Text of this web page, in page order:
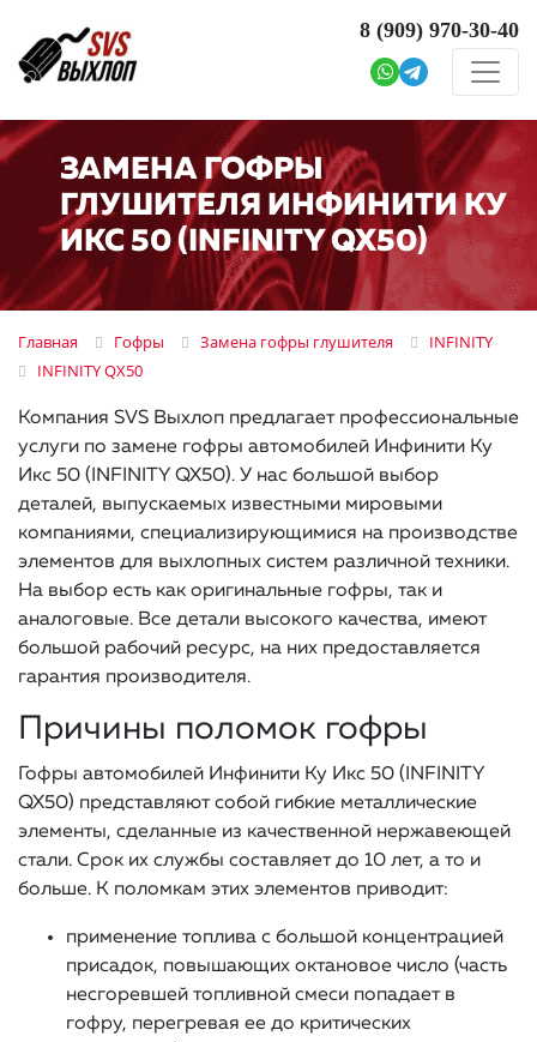
8 (909) 970-30-40
ЗАМЕНА ГОФРЫ
ГЛУШИТЕЛЯ ИНФИНИТИ КУ
ИКС 50 (INFINITY QX50)
Главная Гофры Замена гофры глушителя
INFINITY
INFINITY QX50
Компания SVS Выхлоп предлагает профессиональные
услуги по замене гофры автомобилей Инфинити Ку
Икс 50 (INFINITY QX50). У нас большой выбор
деталей, выпускаемых известными мировыми
компаниями, специализирующимися на производстве
элементов для выхлопных систем различной техники.
На выбор есть как оригинальные гофры, так и
аналоговые. Все детали высокого качества, имеют
большой рабочий ресурс, на них предоставляется
гарантия производителя.
Причины поломок гофры
Гофры автомобилей Инфинити Ку Икс 50 (INFINITY
QX50) представляют собой гибкие металлические
элементы, сделанные из качественной нержавеющей
стали. Срок их службы составляет до 10 лет, а то и
больше. К поломкам этих элементов приводит:
применение топлива с большой концентрацией
присадок, повышающих октановое число (часть
несгоревшей топливной смеси попадает в
гофру, перегревая ее до критических